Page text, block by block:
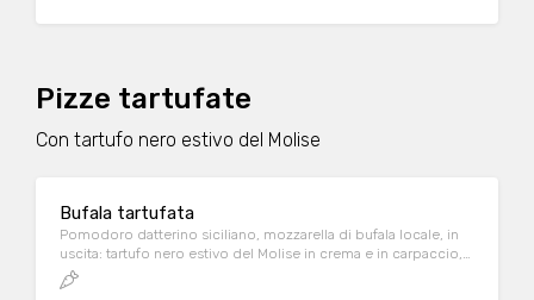
Pizze tartufate
Con tartufo nero estivo del Molise
Bufala tartufata
Pomodoro datterino siciliano, mozzarella di bufala locale, in
uscita: tartufo nero estivo del Molise in crema e in carpaccio,
guarnizione di olio EVO aromatizzato al basilico